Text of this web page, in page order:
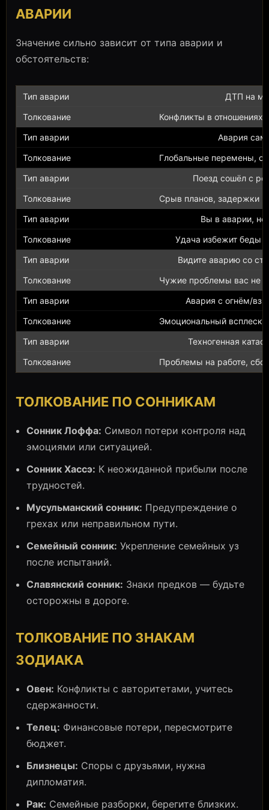
АВАРИИ
Значение сильно зависит от типа аварии и
обстоятельств:
ДТП на
Конфликты в
Авария
Глобальные перемены,
Поезд сошёл с
Срыв планов, задержки в
Вы в аварии,
Удача избежит беды
Видите аварию со
Чужие проблемы вас не
Авария с огнём/
Эмоциональный всплеск
Техногенная
Проблемы на работе,
ТОЛКОВАНИЕ ПО СОННИКАМ
Сонник Лоффа: Символ потери контроля над
эмоциями или ситуацией.
Сонник Хассэ: К неожиданной прибыли после
трудностей.
Мусульманский сонник: Предупреждение о
грехах или неправильном пути.
Семейный сонник: Укрепление семейных уз
после испытаний.
Славянский сонник: Знаки предков — будьте
осторожны в дороге.
ТОЛКОВАНИЕ ПО ЗНАКАМ
ЗОДИАКА
Овен: Конфликты с авторитетами, учитесь
сдержанности.
Телец: Финансовые потери, пересмотрите
бюджет.
Близнецы: Споры с друзьями, нужна
дипломатия.
Рак: Семейные разборки, берегите близких.